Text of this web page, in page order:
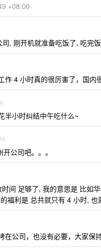
+08:00
, 刚开机就准备吃饭了, 吃完
作 4 小时真的很厉害了，国
半小时纠结中午吃什么~
公司吧。。。
间 足够了, 我的意思是 比如
福利是 总共就只有 4 小时,
在公司，也没有必要，大家保